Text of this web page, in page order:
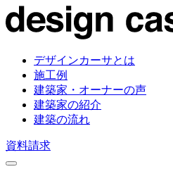
デザインカーサとは
施工例
建築家・オーナーの声
建築家の紹介
建築の流れ
資料請求